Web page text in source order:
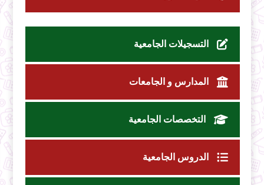
التسجيلات الجامعية
المدارس و الجامعات
التخصصات الجامعية
الدروس الجامعية